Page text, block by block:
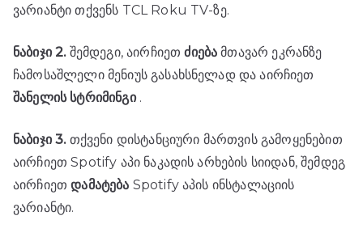
ვარიანტი თქვენს TCL Roku TV-ზე.
ნაბიჯი 2.შემდეგი, აირჩიეთძიება მთავარ ეკრანზე
ჩამოსაშლელი მენიუს გასახსნელად და აირჩიეთ
შანელის სტრიმინგი.
ნაბიჯი 3.თქვენი დისტანციური მართვის გამოყენებით
აირჩიეთ Spotify აპი ნაკადის არხების სიიდან, შემდეგ
აირჩიეთდამატება Spotify აპის ინსტალაციის
ვარიანტი.